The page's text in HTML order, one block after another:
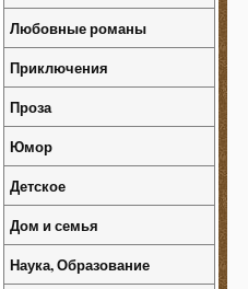
Любовные романы
Приключения
Проза
Юмор
Детское
Дом и семья
Наука, Образование